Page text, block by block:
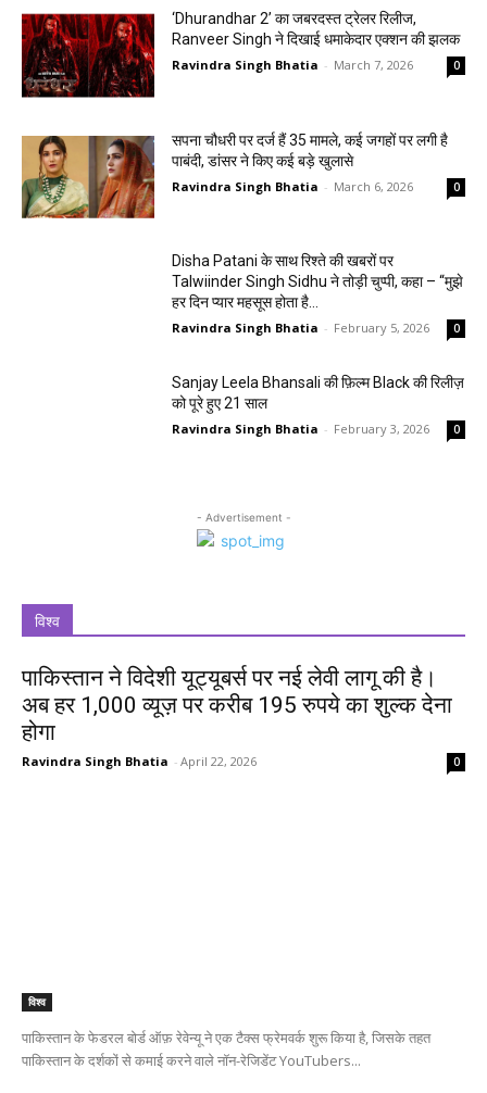
‘Dhurandhar 2’ का जबरदस्त ट्रेलर रिलीज,
Ranveer Singh ने दिखाई धमाकेदार एक्शन की झलक
Ravindra Singh Bhatia - March 7, 2026 0
सपना चौधरी पर दर्ज हैं 35 मामले, कई जगहों पर लगी है
पाबंदी, डांसर ने किए कई बड़े खुलासे
Ravindra Singh Bhatia - March 6, 2026 0
Disha Patani के साथ रिश्ते की खबरों पर
Talwiinder Singh Sidhu ने तोड़ी चुप्पी, कहा – “मुझे
हर दिन प्यार महसूस होता है…
Ravindra Singh Bhatia - February 5, 2026 0
Sanjay Leela Bhansali की फ़िल्म Black की रिलीज़
को पूरे हुए 21 साल
Ravindra Singh Bhatia - February 3, 2026 0
- Advertisement -
विश्व
पाकिस्तान ने विदेशी यूट्यूबर्स पर नई लेवी लागू की है।
अब हर 1,000 व्यूज़ पर करीब 195 रुपये का शुल्क देना
होगा
Ravindra Singh Bhatia - April 22, 2026 0
विश्व
पाकिस्तान के फेडरल बोर्ड ऑफ़ रेवेन्यू ने एक टैक्स फ्रेमवर्क शुरू किया है, जिसके तहत
पाकिस्तान के दर्शकों से कमाई करने वाले नॉन-रेजिडेंट YouTubers...